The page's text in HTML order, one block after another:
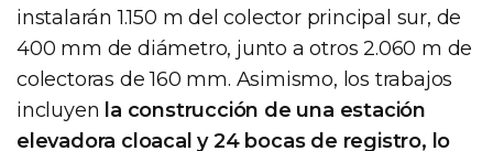
instalarán 1.150 m del colector principal sur, de
400 mm de diámetro, junto a otros 2.060 m de
colectoras de 160 mm. Asimismo, los trabajos
incluyen la construcción de una estación
elevadora cloacal y 24 bocas de registro, lo